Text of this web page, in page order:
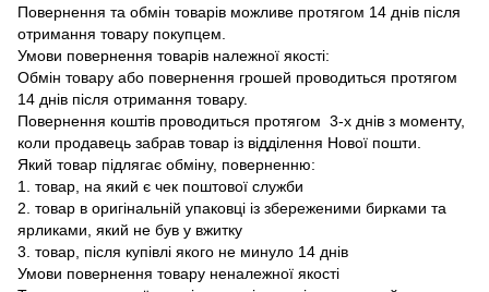
Повернення та обмін товарів можливе протягом 14 днів після
отримання товару покупцем.
Умови повернення товарів належної якості:
Обмін товару або повернення грошей проводиться протягом
14 днів після отримання товару.
Повернення коштів проводиться протягом 3-х днів з моменту,
коли продавець забрав товар із відділення Нової пошти.
Який товар підлягає обміну, поверненню:
1. товар, на який є чек поштової служби
2. товар в оригінальній упаковці із збереженими бирками та
ярликами, який не був у вжитку
3. товар, після купівлі якого не минуло 14 днів
Умови повернення товару неналежної якості